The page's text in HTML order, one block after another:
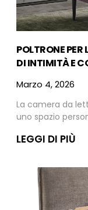
POLTRONE
DI INTIMITÀ E
Marzo 4, 2026
La camera da
uno spazio
LEGGI DI PIÙ